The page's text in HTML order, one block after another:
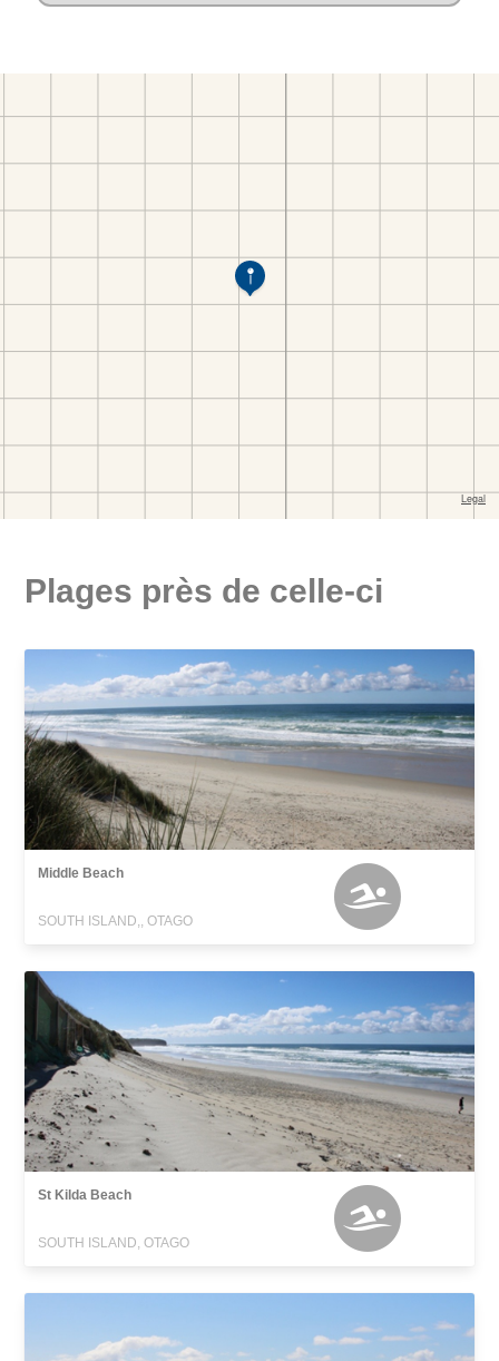
Plages près de celle-ci
Middle Beach
SOUTH ISLAND,, OTAGO
St Kilda Beach
SOUTH ISLAND, OTAGO